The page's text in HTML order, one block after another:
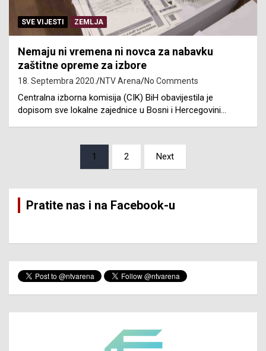
SVE VIJESTI ZEMLJA
Nemaju ni vremena ni novca za nabavku
zaštitne opreme za izbore
18. Septembra 2020. NTV Arena No Comments
Centralna izborna komisija (CIK) BiH obavijestila je
dopisom sve lokalne zajednice u Bosni i Hercegovini…
1 2 Next
Pratite nas i na Facebook-u